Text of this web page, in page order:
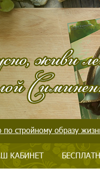
по стройному образу
КАБИНЕТ